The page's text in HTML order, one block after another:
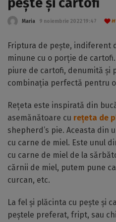
Maria 9 noiembrie 2022 19:47
Friptura de pește, indiferent
minune cu o porție de
piure de cartofi, denumită și
combinația perfectă pentru
Rețeta este inspirată din
asemănătoare cu rețeta de
shepherd’s pie. Aceasta din
cu carne de miel. Este unul
cu carne de miel de la
cărnii de miel, putem pune
curcan, etc.
La fel și plăcinta cu pește și
peștele preferat, fript, sau